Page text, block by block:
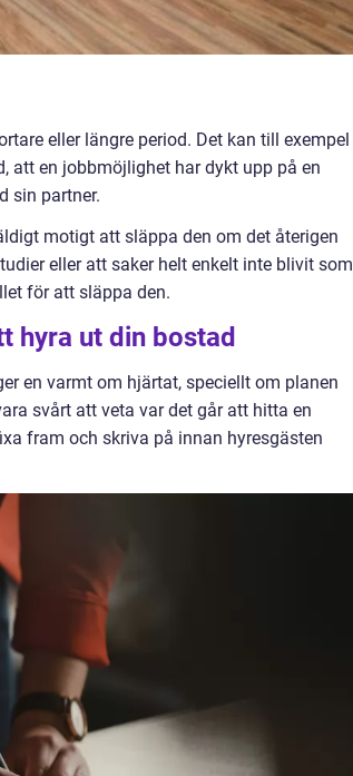
eller längre period. Det kan till exempel
att en jobbmöjlighet har dykt upp på en
sin partner.
motigt att släppa den om det återigen
eller att saker helt enkelt inte blivit som
för att släppa den.
hyra ut din bostad
en varmt om hjärtat, speciellt om planen
svårt att veta var det går att hitta en
fram och skriva på innan hyresgästen